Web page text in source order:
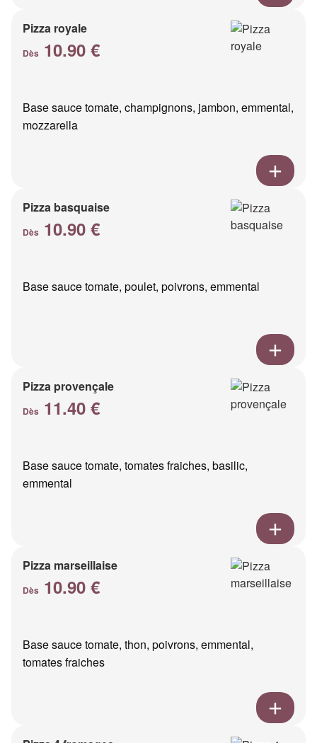
Pizza royale
Dès 10.90 €
Base sauce tomate, champignons, jambon, emmental,
mozzarella
Pizza basquaise
Dès 10.90 €
Base sauce tomate, poulet, poivrons, emmental
Pizza provençale
Dès 11.40 €
Base sauce tomate, tomates fraiches, basilic,
emmental
Pizza marseillaise
Dès 10.90 €
Base sauce tomate, thon, poivrons, emmental,
tomates fraiches